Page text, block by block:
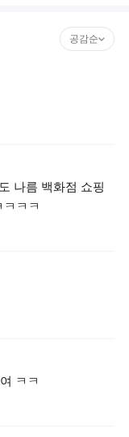
공감순
나름 백화점 쇼핑
ㅋㅋ
ㅋㅋ